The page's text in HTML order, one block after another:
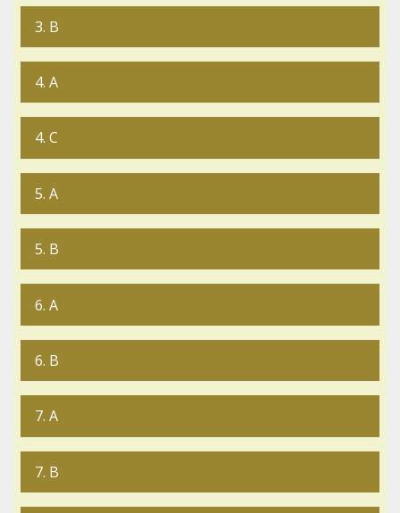
3. B
4. A
4. C
5. A
5. B
6. A
6. B
7. A
7. B